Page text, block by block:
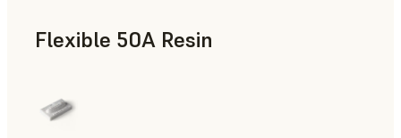
Flexible 50A Resin